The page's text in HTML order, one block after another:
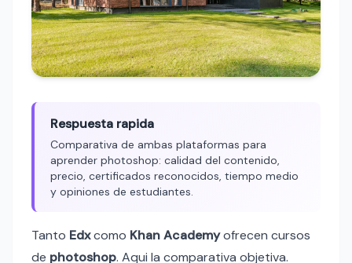
Respuesta rapida
Comparativa de ambas plataformas para
aprender photoshop: calidad del contenido,
precio, certificados reconocidos, tiempo medio
y opiniones de estudiantes.
Tanto Edxcomo Khan Academyofrecen cursos
de photoshop. Aqui la comparativa objetiva.